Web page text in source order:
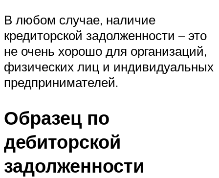
В любом случае, наличие
кредиторской задолженности – это
не очень хорошо для организаций,
физических лиц и индивидуальных
предпринимателей.
Образец по
дебиторской
задолженности